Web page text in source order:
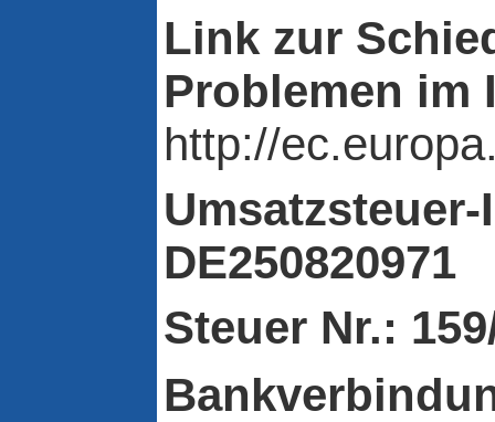
Link zur
Problemen im
http://
Umsatzsteuer-
DE250820971
Steuer Nr.: